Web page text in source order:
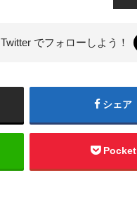
Twitter でフォローしよう！
シェア
Pocket